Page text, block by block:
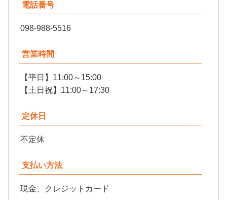
電話番号
098-988-5516
営業時間
【平日】11:00～15:00
【土日祝】11:00～17:30
定休日
不定休
支払い方法
現金、クレジットカード